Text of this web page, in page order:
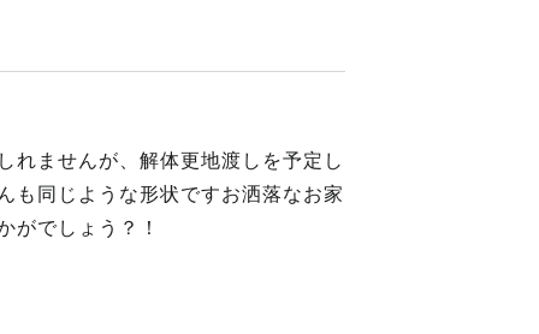
れませんが、解体更地渡しを予定し
も同じような形状ですお洒落なお家
がでしょう？！